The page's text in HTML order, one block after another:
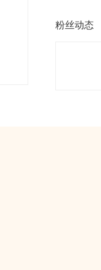
粉丝动态